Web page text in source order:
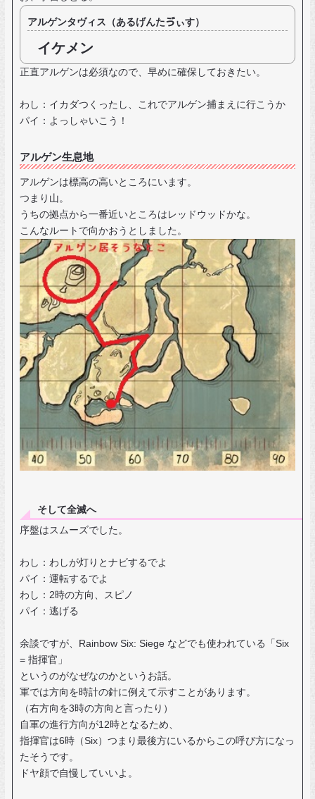
アルゲンタヴィス（あるげんたゔぃす）
イケメン
正直アルゲンは必須なので、早めに確保しておきたい。
わし：イカダつくったし、これでアルゲン捕まえに行こうか
パイ：よっしゃいこう！
アルゲン生息地
アルゲンは標高の高いところにいます。
つまり山。
うちの拠点から一番近いところはレッドウッドかな。
こんなルートで向かおうとしました。
そして全滅へ
序盤はスムーズでした。
わし：わしが灯りとナビするでよ
パイ：運転するでよ
わし：2時の方向、スピノ
パイ：逃げる
余談ですが、Rainbow Six: Siege などでも使われている「Six
= 指揮官」
というのがなぜなのかというお話。
軍では方向を時計の針に例えて示すことがあります。
（右方向を3時の方向と言ったり）
自軍の進行方向が12時となるため、
指揮官は6時（Six）つまり最後方にいるからこの呼び方になっ
たそうです。
ドヤ顔で自慢していいよ。